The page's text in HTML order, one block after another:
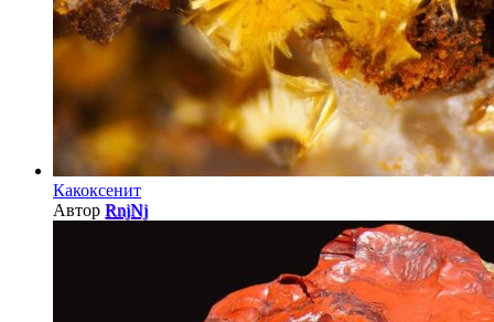
Какоксенит
Автор RnjNj